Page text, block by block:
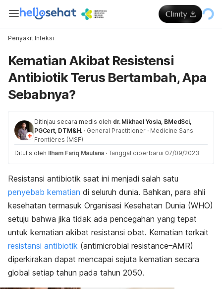
Penyakit Infeksi
Kematian Akibat Resistensi
Antibiotik Terus Bertambah, Apa
Sebabnya?
Ditinjau secara medis oleh dr. Mikhael Yosia, BMedSci,
PGCert, DTM&H. · General Practitioner · Medicine Sans
Frontières (MSF)
Ditulis oleh Ilham Fariq Maulana · Tanggal diperbarui 07/09/2023
Resistansi antibiotik saat ini menjadi salah satu
penyebab kematian di seluruh dunia. Bahkan, para ahli
kesehatan termasuk Organisasi Kesehatan Dunia (WHO)
setuju bahwa jika tidak ada pencegahan yang tepat
untuk kematian akibat resistansi obat. Kematian terkait
resistansi antibiotik (antimicrobial resistance–AMR)
diperkirakan dapat mencapai sejuta kematian secara
global setiap tahun pada tahun 2050.